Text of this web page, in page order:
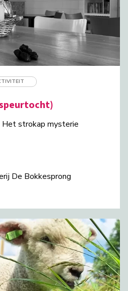
strokap mysterie
De Bokkesprong